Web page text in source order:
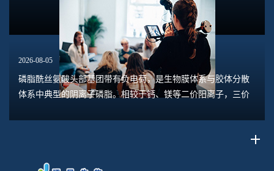
2026-08-05
磷脂酰丝氨酸头部基团带有负电荷，是生物膜体系与胶体分散
体系中典型的阴离子磷脂。相较于钙、镁等二价阳离子，三价